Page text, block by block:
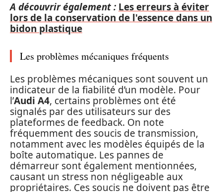
A découvrir également : Les erreurs à éviter
lors de la conservation de l'essence dans un
bidon plastique
Les problèmes mécaniques fréquents
Les problèmes mécaniques sont souvent un
indicateur de la fiabilité d’un modèle. Pour
l’Audi A4, certains problèmes ont été
signalés par des utilisateurs sur des
plateformes de feedback. On note
fréquemment des soucis de transmission,
notamment avec les modèles équipés de la
boîte automatique. Les pannes de
démarreur sont également mentionnées,
causant un stress non négligeable aux
propriétaires. Ces soucis ne doivent pas être